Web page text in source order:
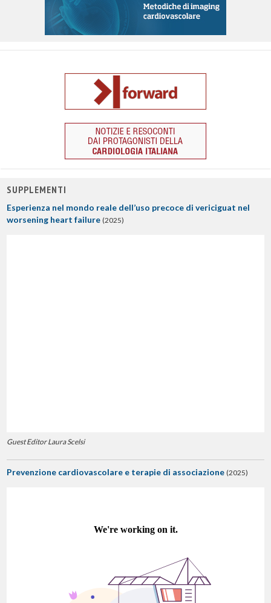
SUPPLEMENTI
Esperienza nel mondo reale dell’uso precoce di vericiguat nel
worsening heart failure (2025)
Guest Editor Laura Scelsi
Prevenzione cardiovascolare e terapie di associazione (2025)